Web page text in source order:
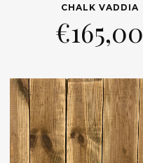
CHALK VADDIA
€165,00